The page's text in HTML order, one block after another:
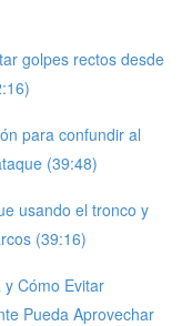
golpes rectos desde
para confundir al
(39:48)
usando el tronco y
(39:16)
Cómo Evitar
Pueda Aprovechar